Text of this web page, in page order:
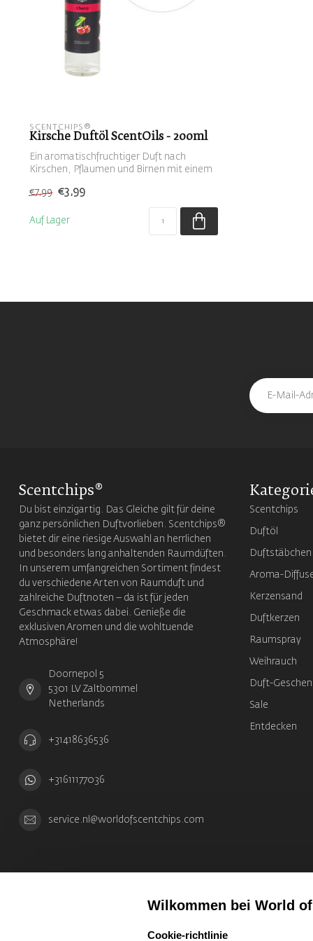
SCENTCHIPS®
Kirsche Duftöl ScentOils - 200ml
Ein aromatischfruchtiger Duft nach
Kirschen, Pflaumen und Birnen mit einem
€7,99 €3,99
Auf Lager
Scentchips®
Du bist einzigartig. Das Gleiche gilt für deine
ganz persönlichen Duftvorlieben. Scentchips®
bietet dir eine riesige Auswahl an herrlichen
und besonders lang anhaltenden Raumdüften.
In unserem umfangreichen Sortiment findest
du verschiedene Arten von Raumduft und
zahlreiche Duftnoten – da ist für jeden
Geschmack etwas dabei. Genieße die
exklusiven Aromen und die wohltuende
Atmosphäre!
Doornepol 5
5301 LV Zaltbommel
Netherlands
+31418636536
+31611177036
service.nl@worldofscentchips.com
Scentchips
Duftöl
Duftstäbchen
Aroma-
Kerzensand
Duftkerzen
Raumspray
Weihrauch
Duft-
Sale
Entdecken
Wilkommen bei World
select language
Cookie-richtlinie